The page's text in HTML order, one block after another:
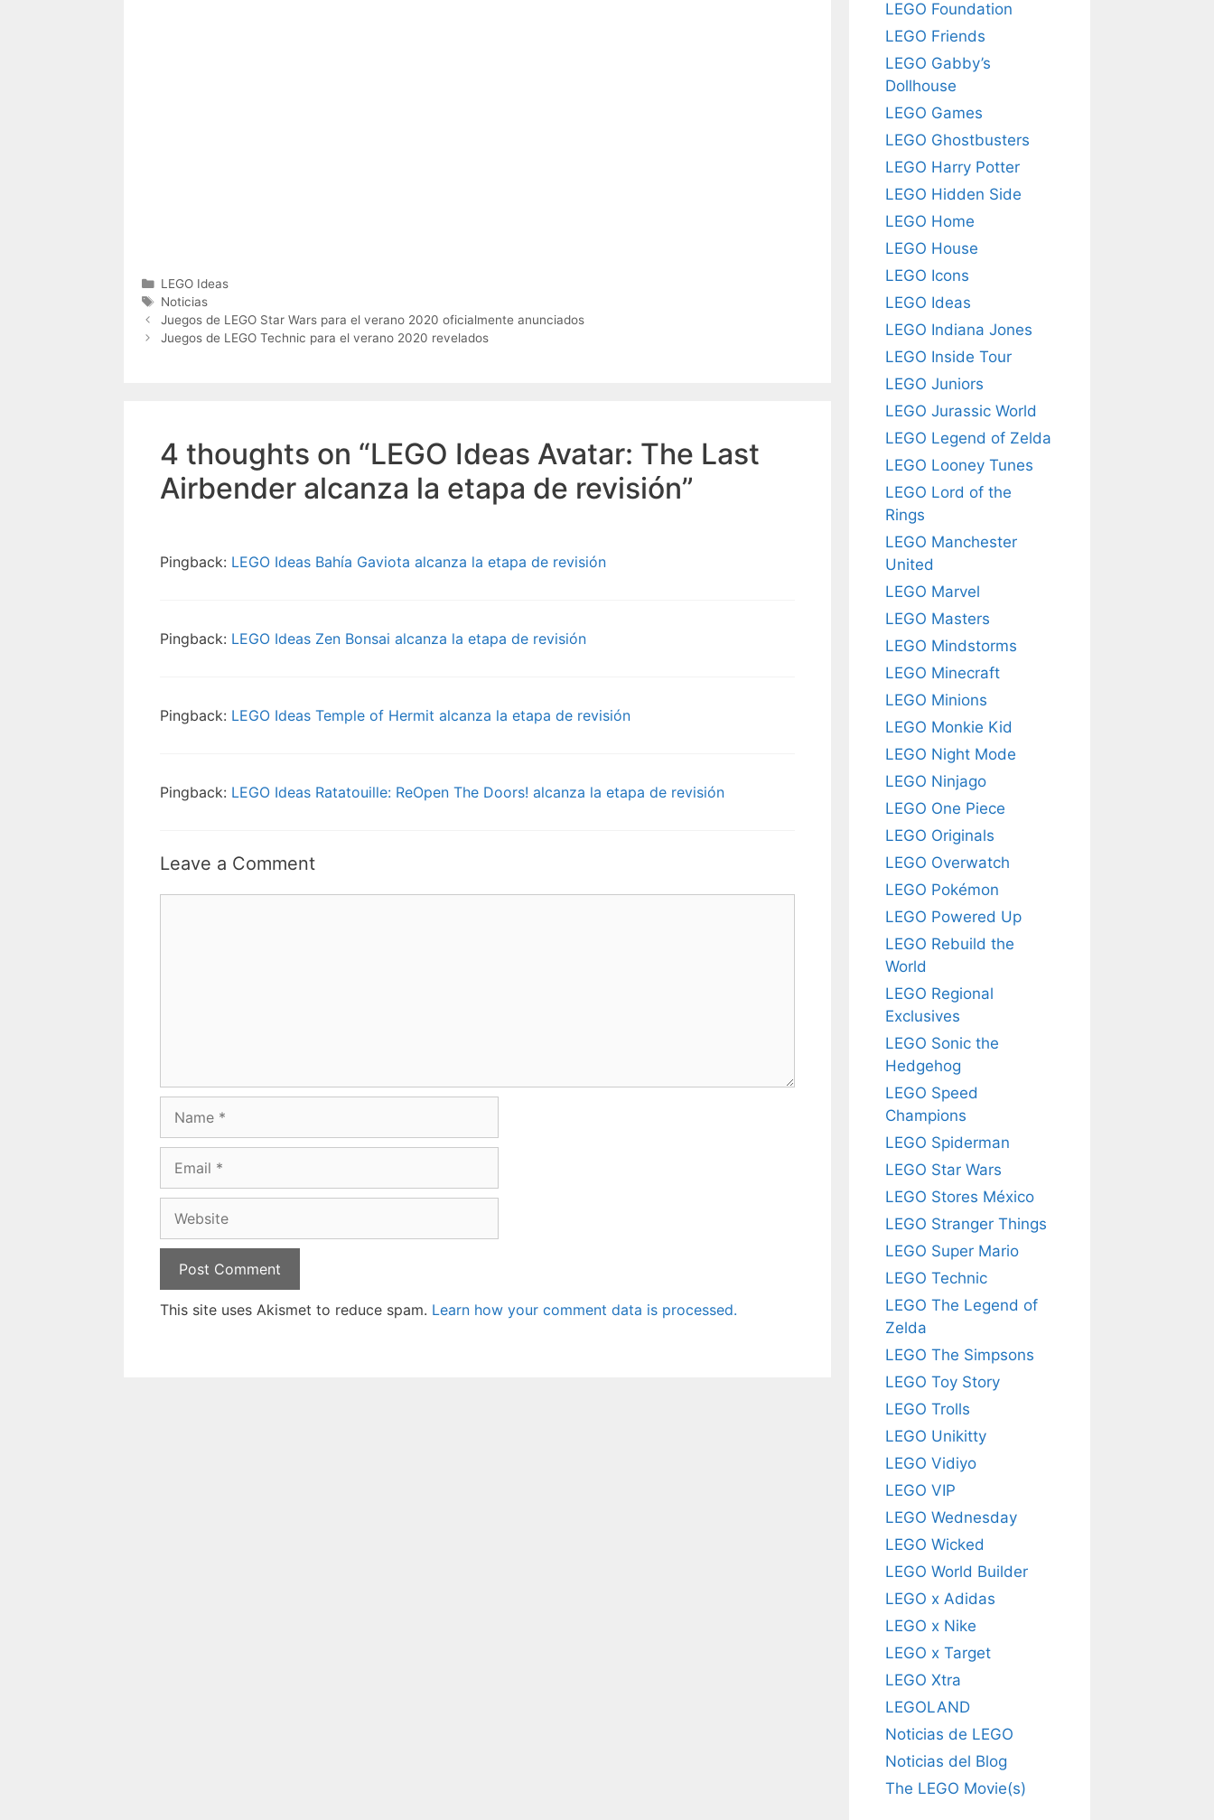
Categories
LEGO Ideas
Tags
Noticias
Juegos de LEGO Star Wars para el verano 2020 oficialmente anunciados
Juegos de LEGO Technic para el verano 2020 revelados
4 thoughts on “LEGO Ideas Avatar: The Last
Airbender alcanza la etapa de revisión”
Pingback: LEGO Ideas Bahía Gaviota alcanza la etapa de revisión
Pingback: LEGO Ideas Zen Bonsai alcanza la etapa de revisión
Pingback: LEGO Ideas Temple of Hermit alcanza la etapa de revisión
Pingback: LEGO Ideas Ratatouille: ReOpen The Doors! alcanza la etapa de revisión
Leave a Comment
This site uses Akismet to reduce spam. Learn how your comment data is processed.
LEGO Foundation
LEGO Friends
LEGO Gabby’s
Dollhouse
LEGO Games
LEGO Ghostbusters
LEGO Harry Potter
LEGO Hidden Side
LEGO Home
LEGO House
LEGO Icons
LEGO Ideas
LEGO Indiana Jones
LEGO Inside Tour
LEGO Juniors
LEGO Jurassic World
LEGO Legend of Zelda
LEGO Looney Tunes
LEGO Lord of the
Rings
LEGO Manchester
United
LEGO Marvel
LEGO Masters
LEGO Mindstorms
LEGO Minecraft
LEGO Minions
LEGO Monkie Kid
LEGO Night Mode
LEGO Ninjago
LEGO One Piece
LEGO Originals
LEGO Overwatch
LEGO Pokémon
LEGO Powered Up
LEGO Rebuild the
World
LEGO Regional
Exclusives
LEGO Sonic the
Hedgehog
LEGO Speed
Champions
LEGO Spiderman
LEGO Star Wars
LEGO Stores México
LEGO Stranger Things
LEGO Super Mario
LEGO Technic
LEGO The Legend of
Zelda
LEGO The Simpsons
LEGO Toy Story
LEGO Trolls
LEGO Unikitty
LEGO Vidiyo
LEGO VIP
LEGO Wednesday
LEGO Wicked
LEGO World Builder
LEGO x Adidas
LEGO x Nike
LEGO x Target
LEGO Xtra
LEGOLAND
Noticias de LEGO
Noticias del Blog
The LEGO Movie(s)